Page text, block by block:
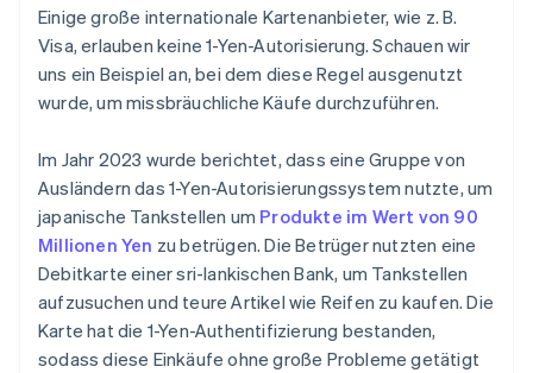
Einige große internationale Kartenanbieter, wie z. B.
Visa, erlauben keine 1-Yen-Autorisierung. Schauen wir
uns ein Beispiel an, bei dem diese Regel ausgenutzt
wurde, um missbräuchliche Käufe durchzuführen.
Im Jahr 2023 wurde berichtet, dass eine Gruppe von
Ausländern das 1-Yen-Autorisierungssystem nutzte, um
japanische Tankstellen um Produkte im Wert von 90
Millionen Yen zu betrügen. Die Betrüger nutzten eine
Debitkarte einer sri-lankischen Bank, um Tankstellen
aufzusuchen und teure Artikel wie Reifen zu kaufen. Die
Karte hat die 1-Yen-Authentifizierung bestanden,
sodass diese Einkäufe ohne große Probleme getätigt